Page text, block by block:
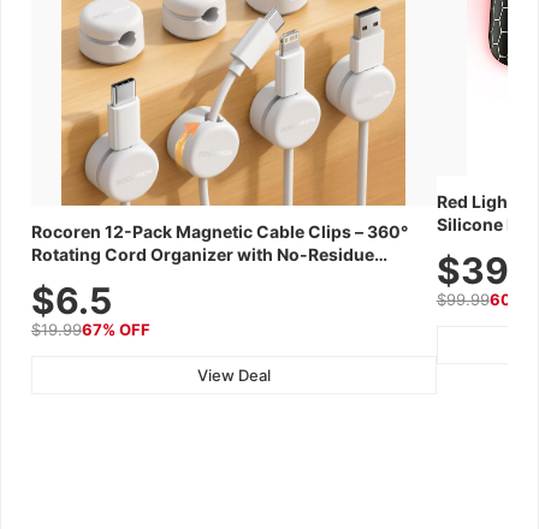
Rocoren 12-Pack Magnetic Cable Clips – 360°
Rotating Cord Organizer with No-Residue
Wall, Car & Office, White
$6.5
$19.9967% OFF
View Deal
Red Light
Silicone
$99.9960%